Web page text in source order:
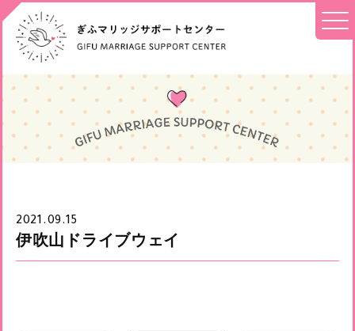
2021.09.15
伊吹山ドライブウェイ